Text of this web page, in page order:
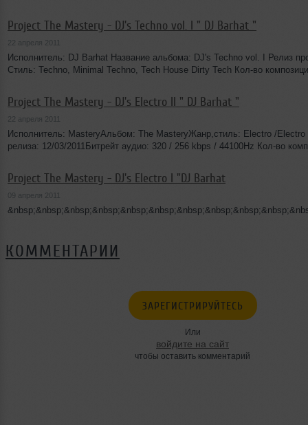
Project The Mastery - DJ's Techno vol. I " DJ Barhat "
22 апреля 2011
Исполнитель: DJ Barhat Название альбома: DJ's Techno vol. I Релиз
Стиль: Techno, Minimal Techno, Tech House Dirty Tech Кол-во
Project The Mastery - DJ's Electro II " DJ Barhat "
22 апреля 2011
Исполнитель: MasteryАльбом: The MasteryЖанр,стиль: Electro /Electro
релиза: 12/03/2011Битрейт аудио: 320 / 256 kbps / 44100Hz Кол-во
Project The Mastery - DJ's Electro I "DJ Barhat
09 апреля 2011
КОММЕНТАРИИ
ЗАРЕГИСТРИРУЙТЕСЬ
Или
войдите на сайт
чтобы оставить комментарий